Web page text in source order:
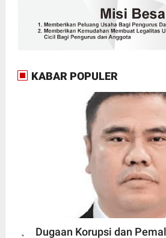
KABAR POPULER
Dugaan Korupsi dan